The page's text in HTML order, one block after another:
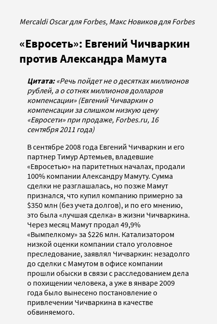
Mercaldi Oscar для Forbes, Макс Новиков для Forbes
«Евросеть»: Евгений Чичваркин
против Александра Мамута
Цитата:«Речь пойдет не о десятках миллионов
рублей, а о сотнях миллионов долларов
компенсации» (Евгений Чичваркин о
компенсации за слишком низкую цену
«Евросети» при продаже, Forbes.ru, 16
сентября 2011 года)
В сентябре 2008 года Евгений Чичваркин и его
партнер Тимур Артемьев, владевшие
«Евросетью» на паритетных началах, продали
100% компании Александру Мамуту. Сумма
сделки не разглашалась, но позже Мамут
признался, что купил компанию примерно за
$350 млн (без учета долгов), и по его мнению,
это была «лучшая сделка» в жизни Чичваркина.
Через месяц Мамут продал 49,9%
«Вымпелкому» за $226 млн. Катализатором
низкой оценки компании стало уголовное
преследование, заявлял Чичваркин: незадолго
до сделки с Мамутом в офисе компании
прошли обыски в связи с расследованием дела
о похищении человека, а уже в январе 2009
года было вынесено постановление о
привлечении Чичваркина в качестве
обвиняемого.